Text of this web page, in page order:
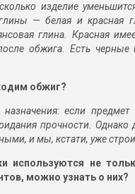
изделие
— белая и красная
глина. Красная
обжига. Есть
обжиг?
если
прочности.
и мы, кстати, уже
используются не
можно узнать о них?